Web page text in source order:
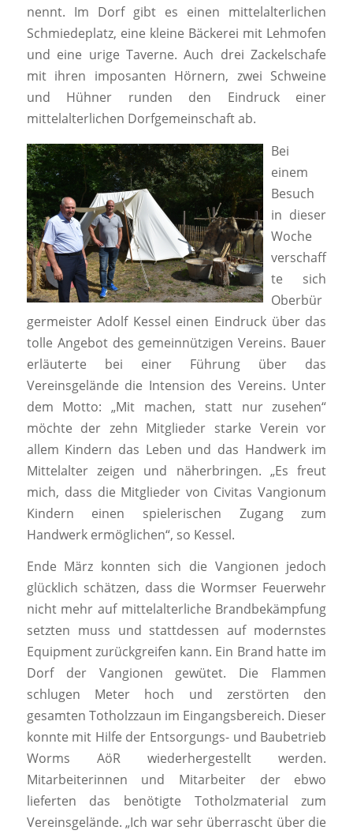
nennt. Im Dorf gibt es einen mittelalterlichen
Schmiedeplatz, eine kleine Bäckerei mit Lehmofen
und eine urige Taverne. Auch drei Zackelschafe
mit ihren imposanten Hörnern, zwei Schweine
und Hühner runden den Eindruck einer
mittelalterlichen Dorfgemeinschaft ab.
Bei
einem
Besuch
in dieser
Woche
verschaff
te sich
Oberbür
germeister Adolf Kessel einen Eindruck über das
tolle Angebot des gemeinnützigen Vereins. Bauer
erläuterte bei einer Führung über das
Vereinsgelände die Intension des Vereins. Unter
dem Motto: „Mit machen, statt nur zusehen“
möchte der zehn Mitglieder starke Verein vor
allem Kindern das Leben und das Handwerk im
Mittelalter zeigen und näherbringen. „Es freut
mich, dass die Mitglieder von Civitas Vangionum
Kindern einen spielerischen Zugang zum
Handwerk ermöglichen“, so Kessel.
Ende März konnten sich die Vangionen jedoch
glücklich schätzen, dass die Wormser Feuerwehr
nicht mehr auf mittelalterliche Brandbekämpfung
setzten muss und stattdessen auf modernstes
Equipment zurückgreifen kann. Ein Brand hatte im
Dorf der Vangionen gewütet. Die Flammen
schlugen Meter hoch und zerstörten den
gesamten Totholzzaun im Eingangsbereich. Dieser
konnte mit Hilfe der Entsorgungs- und Baubetrieb
Worms AöR wiederhergestellt werden.
Mitarbeiterinnen und Mitarbeiter der ebwo
lieferten das benötigte Totholzmaterial zum
Vereinsgelände. „Ich war sehr überrascht über die